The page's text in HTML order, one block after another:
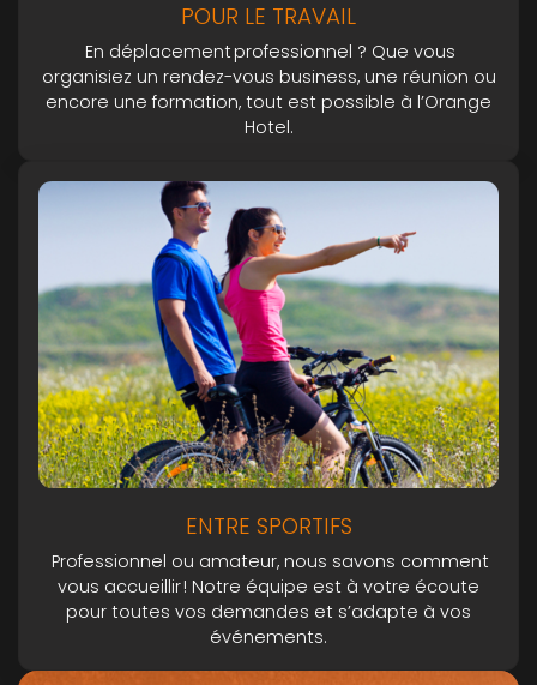
POUR LE TRAVAIL
En déplacement professionnel ? Que vous
organisiez un rendez-vous business, une réunion ou
encore une formation, tout est possible à l’Orange
Hotel.
ENTRE SPORTIFS
Professionnel ou amateur, nous savons comment
vous accueillir ! Notre équipe est à votre écoute
pour toutes vos demandes et s’adapte à vos
événements.